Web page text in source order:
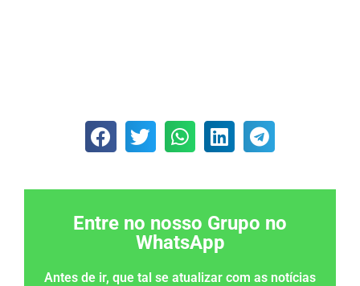
Entre no nosso Grupo no
WhatsApp
Antes de ir, que tal se atualizar com as notícias